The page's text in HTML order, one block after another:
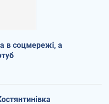
в соцмережі, а